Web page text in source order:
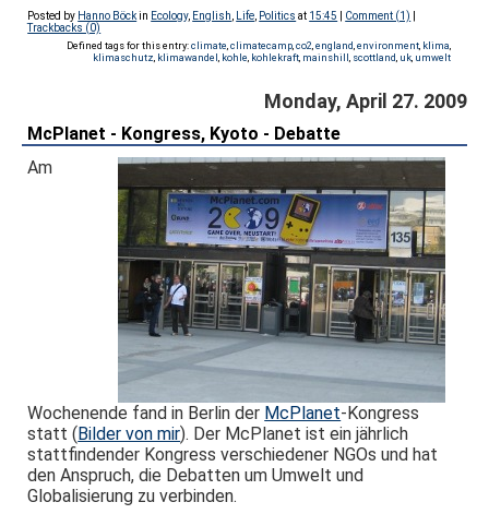
Posted by Hanno Böckin Ecology, English Life Politics at 15:45 Comment (1)
Trackbacks (0)
Defined tags for this entry:climate climatecamp, co2 england environment, klima
klimaschutz klimawandel kohle kohlekraft, mainshill scottland uk, umwelt
Monday, April 27. 2009
McPlanet - Kongress, Kyoto - Debatte
Am
Wochenende fand in Berlin der McPlanet-Kongress
statt (Bilder von mir). Der McPlanet ist ein jährlich
stattfindender Kongress verschiedener NGOs und hat
den Anspruch, die Debatten um Umwelt und
Globalisierung zu verbinden.